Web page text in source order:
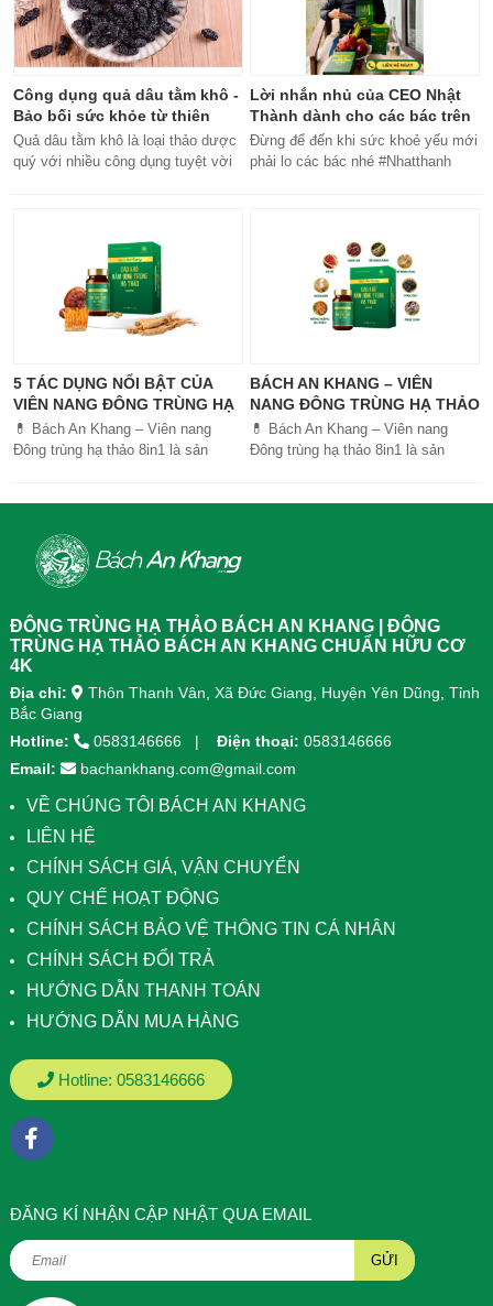
Công dụng quả dâu tằm khô -
Bảo bối sức khỏe từ thiên
nhiên
Quả dâu tằm khô là loại thảo dược
quý với nhiều công dụng tuyệt vời
Lời nhắn nhủ của CEO Nhật
Thành dành cho các bác trên
50 tuổi
Đừng để đến khi sức khoẻ yếu mới
phải lo các bác nhé #Nhatthanh
#khoetubentrong #nhatthanhbak
5 TÁC DỤNG NỔI BẬT CỦA
VIÊN NANG ĐÔNG TRÙNG HẠ
THẢO BÁCH AN KHANG
💊 Bách An Khang – Viên nang
Đông trùng hạ thảo 8in1 là sản
tiêu hóa, ngủ ngon, giảm mệt mỏi.
Sản phẩm được sản xuất tại nhà
máy đạt chuẩn GMP, sử dụng công
giúp hấp thu nhanh và hiệu quả
hơn.
BÁCH AN KHANG – VIÊN
NANG ĐÔNG TRÙNG HẠ THẢO
8IN1: GIẢI PHÁP SỨC KHỎE
TOÀN DIỆN
💊 Bách An Khang – Viên nang
Đông trùng hạ thảo 8in1 là sản
ĐÔNG TRÙNG HẠ THẢO BÁCH AN KHANG | ĐÔNG
TRÙNG HẠ THẢO BÁCH AN KHANG CHUẨN HỮU CƠ
4K
Địa chỉ:
Thôn Thanh Vân, Xã Đức Giang, Huyện Yên Dũng, Tỉnh
Bắc Giang
Hotline:
0583146666 Điện thoại: 0583146666
Email:
bachankhang.com@gmail.com
VỀ CHÚNG TÔI BÁCH AN KHANG
LIÊN HỆ
CHÍNH SÁCH GIÁ, VẬN CHUYỂN
QUY CHẾ HOẠT ĐỘNG
CHÍNH SÁCH BẢO VỆ THÔNG TIN CÁ NHÂN
CHÍNH SÁCH ĐỔI TRẢ
HƯỚNG DẪN THANH TOÁN
HƯỚNG DẪN MUA HÀNG
Hotline: 0583146666
ÐĂNG KÍ NHẬN CẬP NHẬT QUA EMAIL
GỬI